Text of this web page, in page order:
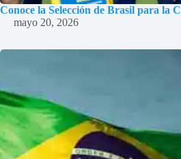
Conoce la Selección de Brasil para la
mayo 20, 2026